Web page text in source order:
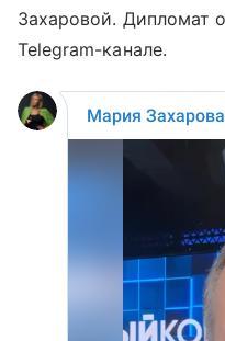
Захаровой. Дипломат
Telegram-канале.